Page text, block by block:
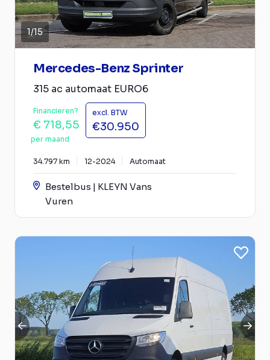
1/15
Mercedes-Benz Sprinter
315 ac automaat EURO6
Financieren?
€ 718,55
per maand
excl. BTW
€30.950
34.797 km 12-2024 Automaat
Bestelbus | KLEYN Vans
Vuren